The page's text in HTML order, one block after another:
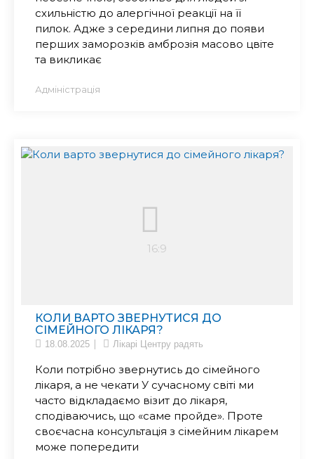
схильністю до алергічної реакції на її
пилок. Адже з середини липня до появи
перших заморозків амброзія масово цвіте
та викликає
Адміністрація
КОЛИ ВАРТО ЗВЕРНУТИСЯ ДО
СІМЕЙНОГО ЛІКАРЯ?
18.08.2025 Лікарі Центру радять
Коли потрібно звернутись до сімейного
лікаря, а не чекати У сучасному світі ми
часто відкладаємо візит до лікаря,
сподіваючись, що «саме пройде». Проте
своєчасна консультація з сімейним лікарем
може попередити